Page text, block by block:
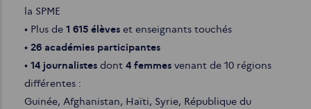
la SPME
• Plus de 1 615 élèves et enseignants touchés
• 26 académies participantes
• 14 journalistes dont 4 femmes venant de 10 régions
différentes :
Guinée, Afghanistan, Haïti, Syrie, République du